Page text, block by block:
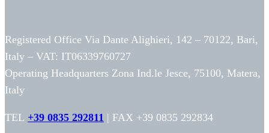
Registered Office Via Dante Alighieri, 142 – 70122, Bari,
Italy – VAT: IT06339760727
Operating Headquarters Zona Ind.le Jesce, 75100, Matera,
Italy
TEL +39 0835 292811 | FAX +39 0835 292834